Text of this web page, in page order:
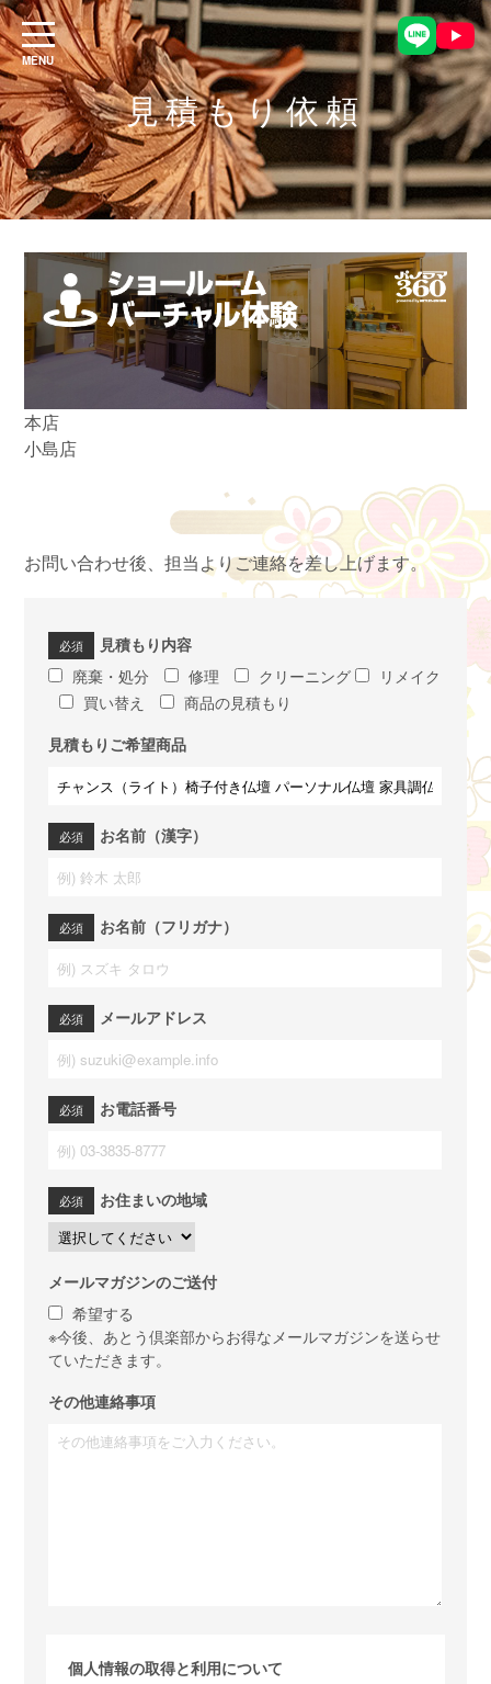
見積もり依頼
本店
小島店
お問い合わせ後、担当よりご連絡を差し上げます。
見積もり内容
廃棄・処分
修理 クリーニング
リメイク
買い替え
商品の見積もり
見積もりご希望商品
お名前（漢字）
お名前（フリガナ）
メールアドレス
お電話番号
お住まいの地域
メールマガジンのご送付
希望する
※今後、あとう倶楽部からお得なメールマガジンを送らせ
ていただきます。
その他連絡事項
個人情報の取得と利用について